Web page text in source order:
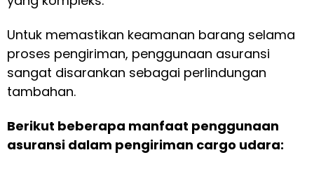
Untuk memastikan keamanan barang selama
proses pengiriman, penggunaan asuransi
sangat disarankan sebagai perlindungan
tambahan.
Berikut beberapa manfaat penggunaan
asuransi dalam pengiriman cargo udara: